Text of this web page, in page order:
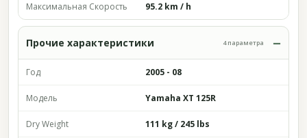
Максимальная Скорость 95.2 km / h
Прочие характеристики 4 параметра
Год 2005 - 08
Модель Yamaha XT 125R
Dry Weight 111 kg / 245 lbs